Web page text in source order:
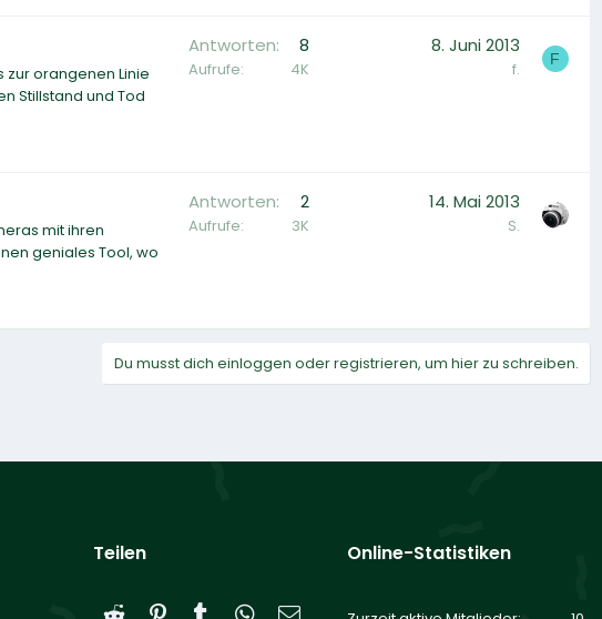
orangenen Linie
Stillstand und Tod
Antworten 8
Aufrufe 4K
8. Juni 2013
f. F
mit ihren
geniales Tool, wo
Antworten 2
Aufrufe 3K
14. Mai 2013
S.
Du musst dich einloggen oder registrieren, um hier zu schreiben.
Teilen
Reddit Pinterest
Tumblr WhatsApp
E-Mail
Online-Statistiken